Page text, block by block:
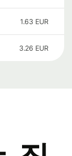
1.63 EUR
3.26 EUR